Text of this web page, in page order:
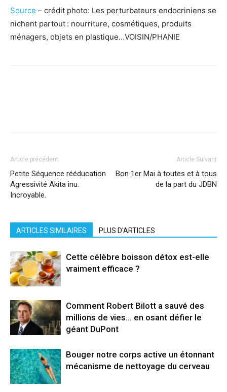
Source – crédit photo: Les perturbateurs endocriniens se
nichent partout : nourriture, cosmétiques, produits
ménagers, objets en plastique…VOISIN/PHANIE
Article précédent
Petite Séquence rééducation
Agressivité Akita inu.
Incroyable.
Article Suivant
Bon 1er Mai à toutes et à tous
de la part du JDBN
ARTICLES SIMILAIRES PLUS D'ARTICLES
Cette célèbre boisson détox est-elle
vraiment efficace ?
Comment Robert Bilott a sauvé des
millions de vies… en osant défier le
géant DuPont
Bouger notre corps active un étonnant
mécanisme de nettoyage du cerveau